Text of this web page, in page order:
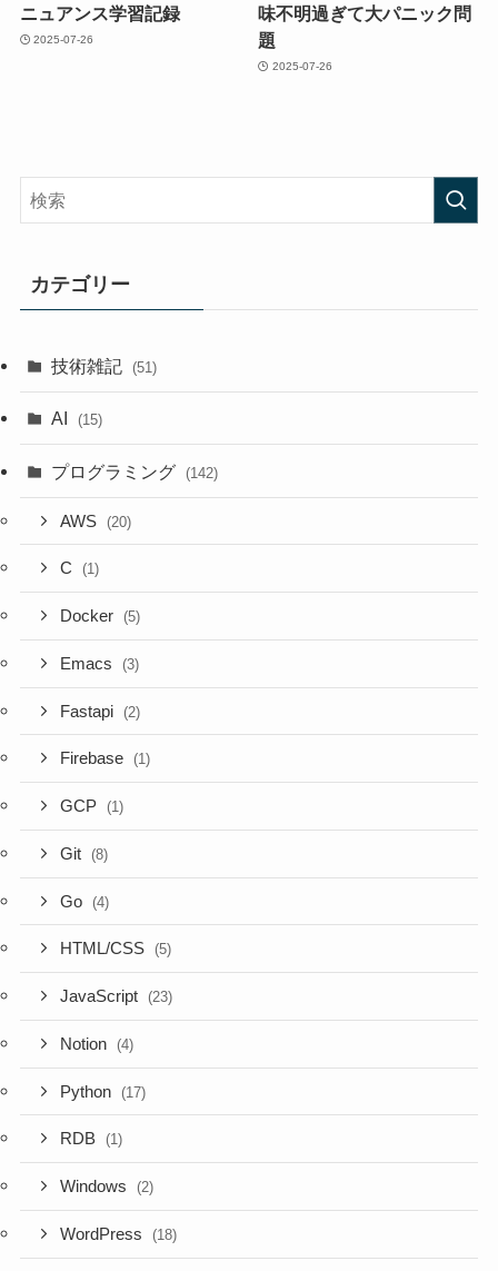
ニュアンス学習記録
2025-07-26
味不明過ぎて大パニック問
題
2025-07-26
カテゴリー
技術雑記 (51)
AI (15)
プログラミング (142)
AWS (20)
C (1)
Docker (5)
Emacs (3)
Fastapi (2)
Firebase (1)
GCP (1)
Git (8)
Go (4)
HTML/CSS (5)
JavaScript (23)
Notion (4)
Python (17)
RDB (1)
Windows (2)
WordPress (18)